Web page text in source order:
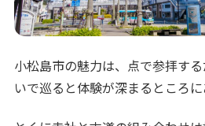
小松島市の魅力は、点で参拝す
いで巡ると体験が深まるところに